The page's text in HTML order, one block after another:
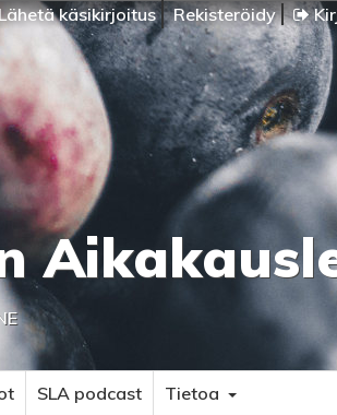
käsikirjoitus Rekisteröidy
SLA podcast Tietoa